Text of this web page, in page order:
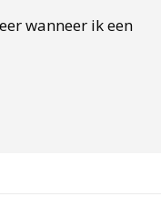
wanneer ik een